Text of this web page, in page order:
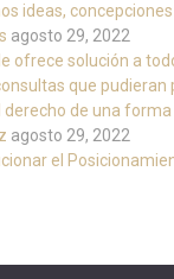
ideas,
agosto 29, 2022
ofrece solución a
que pudieran
de una forma
agosto 29, 2022
el